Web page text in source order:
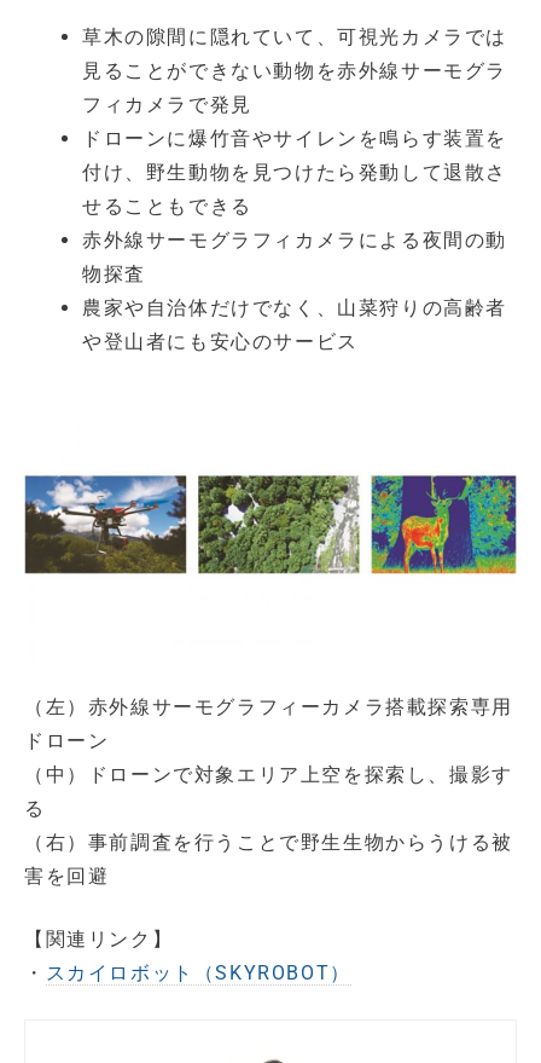
草木の隙間に隠れていて、可視光カメラでは
見ることができない動物を赤外線サーモグラ
フィカメラで発見
ドローンに爆竹音やサイレンを鳴らす装置を
付け、野生動物を見つけたら発動して退散さ
せることもできる
赤外線サーモグラフィカメラによる夜間の動
物探査
農家や自治体だけでなく、山菜狩りの高齢者
や登山者にも安心のサービス
（左）赤外線サーモグラフィーカメラ搭載探索専用
ドローン
（中）ドローンで対象エリア上空を探索し、撮影す
る
（右）事前調査を行うことで野生生物からうける被
害を回避
【関連リンク】
・ スカイロボット（SKYROBOT）